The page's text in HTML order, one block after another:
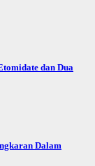
dan Dua
Dalam